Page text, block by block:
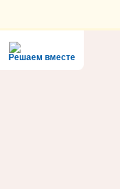
Решаем вместе